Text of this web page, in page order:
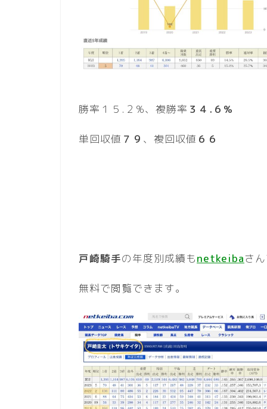
勝率１５.２%、複勝率 ３４.６%
単回収値 ７９ 、複回収値 ６６
戸崎騎手の年度別成績もnetkeibaさ
無料で閲覧できます。